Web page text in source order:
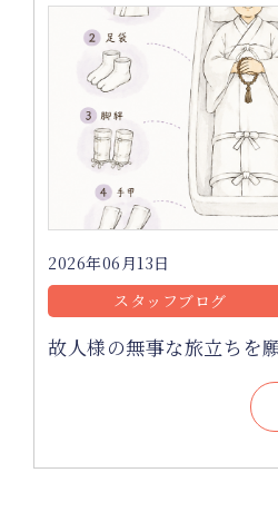
2026年06月13日
スタッフブログ
故人様の無事な旅立ち